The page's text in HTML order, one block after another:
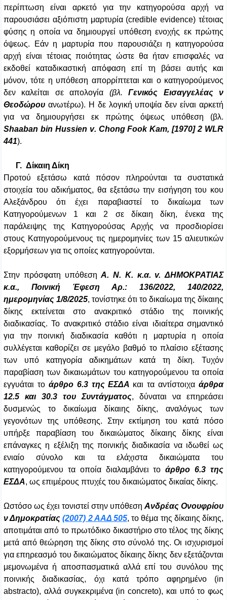
περίπτωση είναι αρκετό για την κατηγορούσα αρχή να
παρουσιάσει αξιόπιστη μαρτυρία (credible evidence) τέτοιας
φύσης η οποία να δημιουργεί υπόθεση ενοχής εκ πρώτης
όψεως.
Εάν η μαρτυρία που παρουσιάζει η κατηγορούσα
αρχή είναι τέτοιας ποιότητας ώστε θα ήταν επισφαλές να
εκδοθεί καταδικαστική απόφαση επί τη βάσει αυτής και
μόνον, τότε η υπόθεση απορρίπτεται και ο κατηγορούμενος
δεν καλείται σε απολογία
(βλ.Γενικός Εισαγγελέας ν
Θεοδώρου ανωτέρω). Η δε λογική υποψία δεν είναι αρκετή
για να δημιουργήσει εκ πρώτης όψεως υπόθεση (βλ.
Shaaban bin Hussien v. Chong Fook Kam, [1970] 2 WLR
441).
Γ. Δίκαιη Δίκη
Προτού εξετάσω κατά πόσον πληρούνται τα συστατικά
στοιχεία του αδικήματος, θα εξετάσω την εισήγηση του κου
Αλεξάνδρου ότι έχει παραβιαστεί το δικαίωμα των
Κατηγορούμενων 1 και 2 σε δίκαιη δίκη, ένεκα της
παράλειψης της Κατηγορούσας Αρχής να προσδιορίσει
στους Κατηγορούμενους τις ημερομηνίες των 15 αλιευτικών
εξορμήσεων για τις οποίες κατηγορούνται.
Στην πρόσφατη υπόθεσηΑ. Ν. Κ. κ.α. v. ΔΗΜΟΚΡΑΤΙΑΣ
κ.α., Ποινική Έφεση Αρ.: 136/2022, 140/2022,
ημερομηνίας 1/8/2025, τονίστηκε ότι το δικαίωμα της δίκαιης
δίκης εκτείνεται στο ανακριτικό στάδιο της ποινικής
διαδικασίας. Το ανακριτικό στάδιο είναι ιδιαίτερα σημαντικό
για την ποινική διαδικασία καθότι η μαρτυρία η οποία
συλλέγεται καθορίζει σε μεγάλο βαθμό το πλαίσιο εξέτασης
των υπό κατηγορία αδικημάτων κατά τη δίκη. Τυχόν
παραβίαση των δικαιωμάτων του κατηγορούμενου τα οποία
εγγυάται το άρθρο 6.3 της ΕΣΔΑ και τα αντίστοιχα άρθρα
12.5 και 30.3 του Συντάγματος, δύναται να επηρεάσει
δυσμενώς το δικαίωμα δίκαιης δίκης, αναλόγως των
γεγονότων της υπόθεσης. Στην εκτίμηση του κατά πόσο
υπήρξε παραβίαση του δικαιώματος δίκαιης δίκης είναι
επάναγκες η εξέλιξη της ποινικής διαδικασία να ιδωθεί ως
ενιαίο σύνολο και τα ελάχιστα δικαιώματα του
κατηγορούμενου τα οποία διαλαμβάνει τοάρθρο 6.3 της
ΕΣΔΑ, ως επιμέρους πτυχές του δικαιώματος δικαίας δίκης.
Ωστόσο ως έχει τονιστεί στην υπόθεση Ανδρέας Ονουφρίου
ν Δημοκρατίας(2007) 2 ΑΑΔ 505, το θέμα της δίκαιης δίκης,
αποτιμάται από το πρωτόδικο δικαστήριο στο τέλος της δίκης
μετά από θεώρηση της δίκης στο σύνολό της. Οι ισχυρισμοί
για επηρεασμό του δικαιώματος δίκαιης δίκης δεν εξετάζονται
μεμονωμένα ή αποσπασματικά αλλά επί του συνόλου της
ποινικής διαδικασίας, όχι κατά τρόπο αφηρημένο (in
abstracto), αλλά συγκεκριμένα (in concreto), και υπό το φως